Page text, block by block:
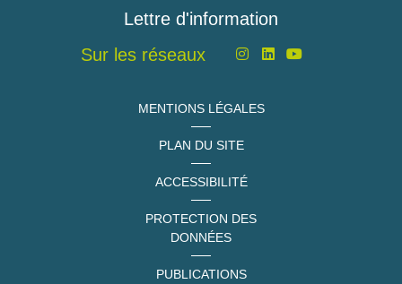
Lettre d'information
Sur les réseaux
MENTIONS LÉGALES
PLAN DU SITE
ACCESSIBILITÉ
PROTECTION DES
DONNÉES
PUBLICATIONS